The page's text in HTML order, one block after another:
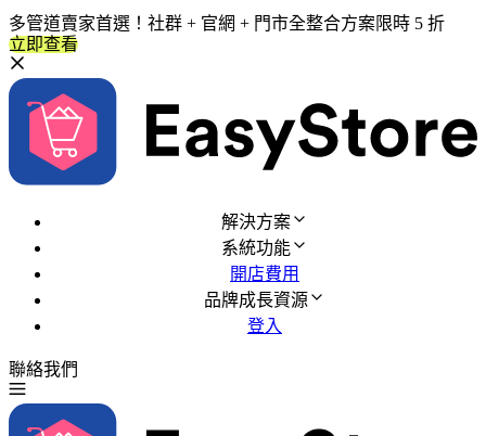
多管道賣家首選！社群 + 官網 + 門市全整合方案限時 5 折
立即查看
解決方案
系統功能
開店費用
品牌成長資源
登入
聯絡我們